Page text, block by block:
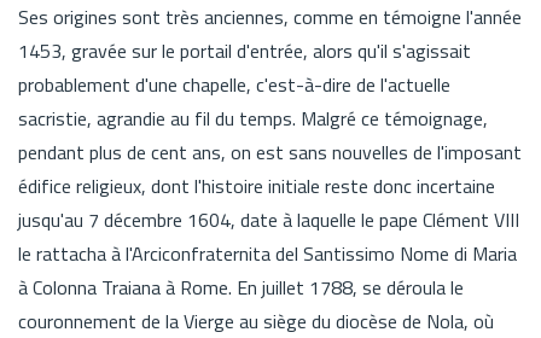
Ses origines sont très anciennes, comme en témoigne l'année
1453, gravée sur le portail d'entrée, alors qu'il s'agissait
probablement d'une chapelle, c'est-à-dire de l'actuelle
sacristie, agrandie au fil du temps. Malgré ce témoignage,
pendant plus de cent ans, on est sans nouvelles de l'imposant
édifice religieux, dont l'histoire initiale reste donc incertaine
jusqu'au 7 décembre 1604, date à laquelle le pape Clément VIII
le rattacha à l'Arciconfraternita del Santissimo Nome di Maria
à Colonna Traiana à Rome. En juillet 1788, se déroula le
couronnement de la Vierge au siège du diocèse de Nola, où